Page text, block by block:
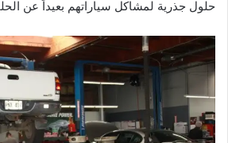
حلول جذرية لمشاكل سياراتهم بعيداً عن